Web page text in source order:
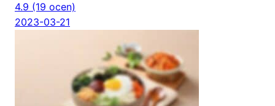
4.9 (19 ocen)
2023-03-21